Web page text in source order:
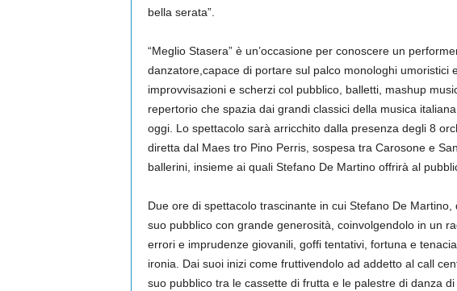
bella serata”.
“Meglio Stasera” è un’occasione per conoscere un
danzatore,capace di portare sul palco monologhi umoristici
improvvisazioni e scherzi col pubblico, balletti, mashup
repertorio che spazia dai grandi classici della musica
oggi. Lo spettacolo sarà arricchito dalla presenza degli 8
diretta dal Maes tro Pino Perris, sospesa tra Carosone e
ballerini, insieme ai quali Stefano De Martino offrirà al
Due ore di spettacolo trascinante in cui Stefano De
suo pubblico con grande generosità, coinvolgendolo in un
errori e imprudenze giovanili, goffi tentativi, fortuna e
ironia. Dai suoi inizi come fruttivendolo ad addetto al call
suo pubblico tra le cassette di frutta e le palestre di danza